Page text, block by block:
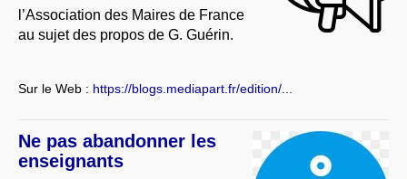
l’Association des Maires de France
au sujet des propos de G. Guérin.
Sur le Web : https://blogs.mediapart.fr/edition/...
Ne pas abandonner les
enseignants